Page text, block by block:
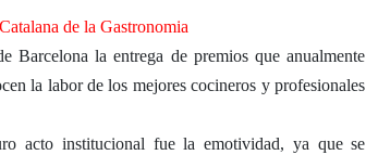
Barcelona la entrega de premios que anualmente
la labor de los mejores cocineros y profesionales
acto institucional fue la emotividad, ya que se